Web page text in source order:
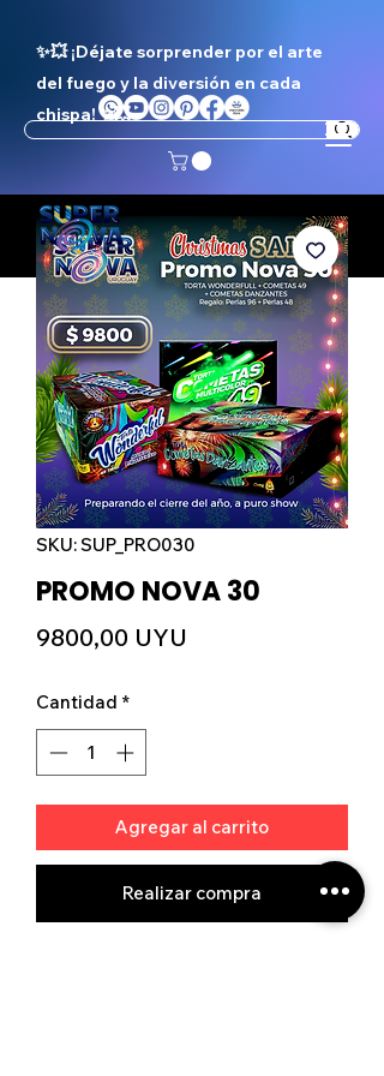
✨💥 ¡Déjate sorprender por el arte
del fuego y la diversión en cada
chispa! ✨💥
SKU: SUP_PRO030
PROMO NOVA 30
9800,00 UYU
Cantidad *
Agregar al carrito
Realizar compra